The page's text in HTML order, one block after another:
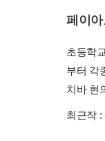
페이
초등학
부터 각
치바 현
최근작 :